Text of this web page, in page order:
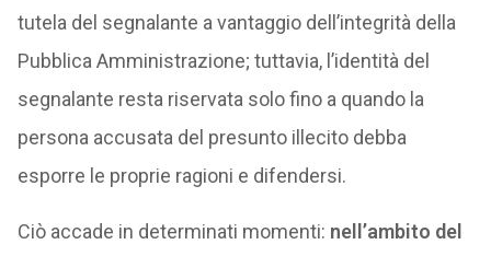
tutela del segnalante a vantaggio dell’integrità della
Pubblica Amministrazione; tuttavia, l’identità del
segnalante resta riservata solo fino a quando la
persona accusata del presunto illecito debba
esporre le proprie ragioni e difendersi.
Ciò accade in determinati momenti: nell’ambito del